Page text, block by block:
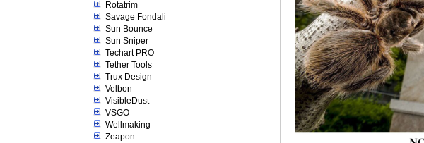
Rotatrim
Savage Fondali
Sun Bounce
Sun Sniper
Techart PRO
Tether Tools
Trux Design
Velbon
VisibleDust
VSGO
Wellmaking
Zeapon